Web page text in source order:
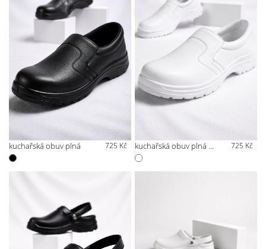
kuchařská obuv plná 725 Kč kuchařská obuv plná bílá 725 Kč